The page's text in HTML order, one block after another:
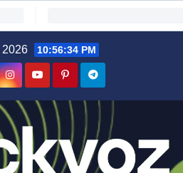
2026 10:56:35 PM